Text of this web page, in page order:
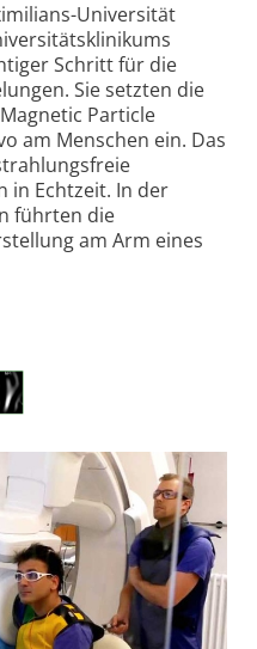
Universität
Schritt für die
Sie setzten die
Particle
am Menschen ein. Das
in Echtzeit. In der
führten die
am Arm eines